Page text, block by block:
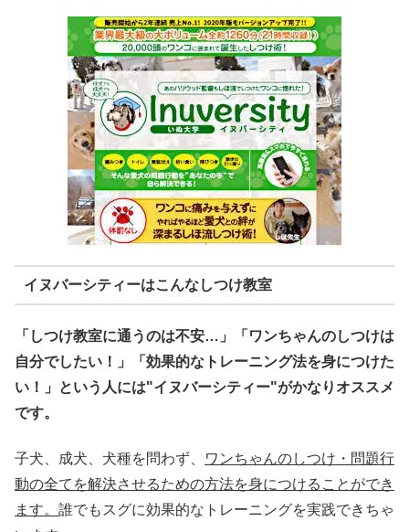
イヌバーシティーはこんなしつけ教室
「しつけ教室に通うのは不安…」「ワンちゃんのしつけは
自分でしたい！」「効果的なトレーニング法を身につけた
い！」という人には"イヌバーシティー"がかなりオススメ
です。
子犬、成犬、犬種を問わず、
ワンちゃんのしつけ・問題行
動の全てを解決させるための方法を身につけることができ
ます。 誰でもスグに効果的なトレーニングを実践できちゃ